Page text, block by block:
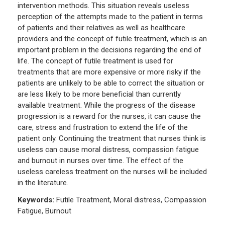
intervention methods. This situation reveals useless
perception of the attempts made to the patient in terms
of patients and their relatives as well as healthcare
providers and the concept of futile treatment, which is an
important problem in the decisions regarding the end of
life. The concept of futile treatment is used for
treatments that are more expensive or more risky if the
patients are unlikely to be able to correct the situation or
are less likely to be more beneficial than currently
available treatment. While the progress of the disease
progression is a reward for the nurses, it can cause the
care, stress and frustration to extend the life of the
patient only. Continuing the treatment that nurses think is
useless can cause moral distress, compassion fatigue
and burnout in nurses over time. The effect of the
useless careless treatment on the nurses will be included
in the literature.
Keywords: Futile Treatment, Moral distress, Compassion
Fatigue, Burnout